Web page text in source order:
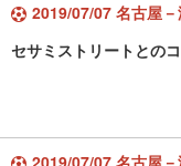
2019/07/07 名古屋
セサミストリートとの
2019/07/07 名古屋